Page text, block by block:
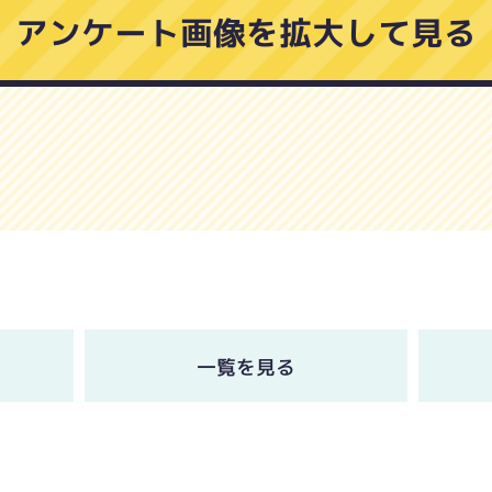
アンケート画像を拡大して見る
一覧を見る